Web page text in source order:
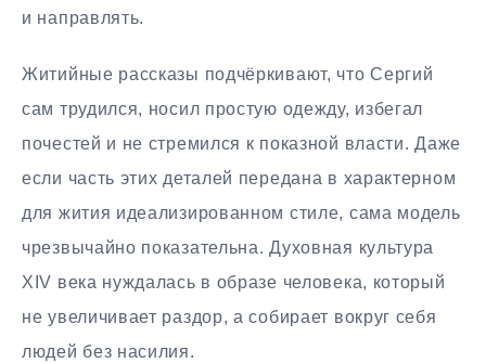
и направлять.
Житийные рассказы подчёркивают, что Сергий
сам трудился, носил простую одежду, избегал
почестей и не стремился к показной власти. Даже
если часть этих деталей передана в характерном
для жития идеализированном стиле, сама модель
чрезвычайно показательна. Духовная культура
XIV века нуждалась в образе человека, который
не увеличивает раздор, а собирает вокруг себя
людей без насилия.